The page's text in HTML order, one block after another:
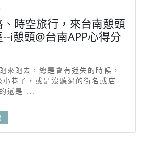
時空旅行，來台南憩頭
i憩頭@台南APP心得分
來跑去，總是會有迷失的時候，
巷子，或是沒聽過的街名或店
還是 ...